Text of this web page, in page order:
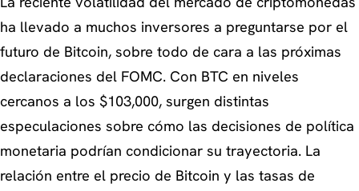
ha llevado a muchos inversores a preguntarse por el
futuro de Bitcoin, sobre todo de cara a las próximas
declaraciones del FOMC. Con BTC en niveles
cercanos a los $103,000, surgen distintas
especulaciones sobre cómo las decisiones de política
monetaria podrían condicionar su trayectoria. La
relación entre el precio de Bitcoin y las tasas de